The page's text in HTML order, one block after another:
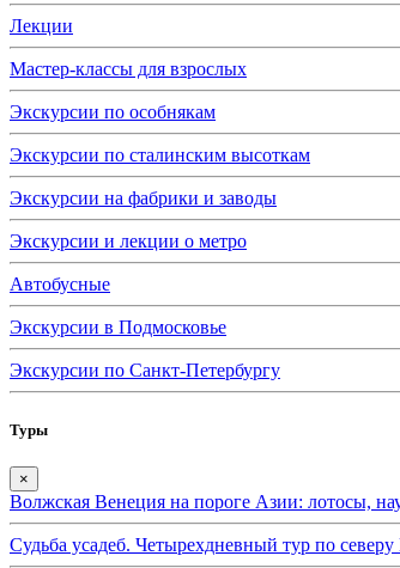
Лекции
Мастер-классы для взрослых
Экскурсии по особнякам
Экскурсии по сталинским высоткам
Экскурсии на фабрики и заводы
Экскурсии и лекции о метро
Автобусные
Экскурсии в Подмосковье
Экскурсии по Санкт-Петербургу
Туры
×
Волжская Венеция на пороге Азии: лотосы,
Судьба усадеб. Четырехдневный тур по